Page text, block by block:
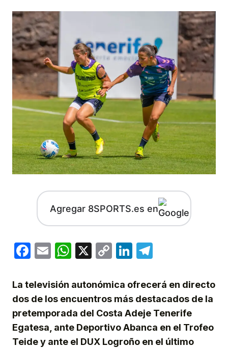
Agregar 8SPORTS.es en
Facebook
EmailWhatsApp
X
CopyLinkedIn
La televisión autonómica ofrecerá en directo
dos de los encuentros más destacados de la
pretemporada del Costa Adeje Tenerife
Egatesa, ante Deportivo Abanca en el Trofeo
Teide y ante el DUX Logroño en el último